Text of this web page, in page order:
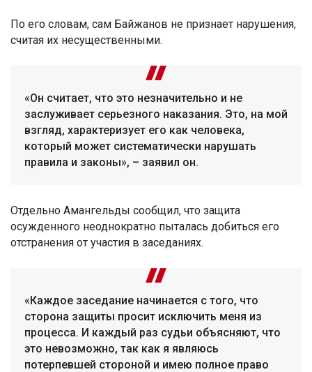
По его словам, сам Байжанов не признает нарушения,
считая их несущественными.
«Он считает, что это незначительно и не
заслуживает серьезного наказания. Это, на мой
взгляд, характеризует его как человека,
который может систематически нарушать
правила и законы», – заявил он.
Отдельно Амангельды сообщил, что защита
осужденного неоднократно пыталась добиться его
отстранения от участия в заседаниях.
«Каждое заседание начинается с того, что
сторона защиты просит исключить меня из
процесса. И каждый раз судьи объясняют, что
это невозможно, так как я являюсь
потерпевшей стороной и имею полное право